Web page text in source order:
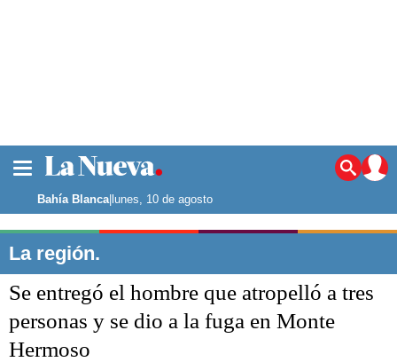
Noticias
La ciudad
Punta Alta
El mundo
Seguridad
Opinión
Bahía Blanca|lunes, 10 de agosto
La región.
Se entregó el hombre que atropelló a tres
personas y se dio a la fuga en Monte
Hermoso